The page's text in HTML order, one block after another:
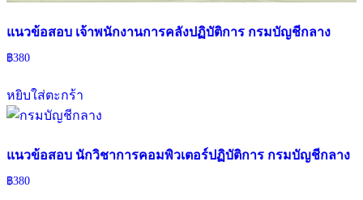
แนวข้อสอบ เจ้าพนักงานการคลังปฏิบัติการ กรมบัญชีกลาง
฿380
หยิบใส่ตะกร้า
แนวข้อสอบ นักวิชาการคอมพิวเตอร์ปฏิบัติการ กรมบัญชีกลาง
฿380